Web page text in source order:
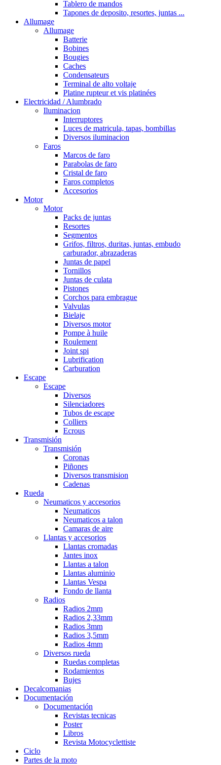
Tablero de mandos
Tapones de deposito, resortes, juntas ...
Allumage
Allumage
Batterie
Bobines
Bougies
Caches
Condensateurs
Terminal de alto voltaje
Platine rupteur et vis platinées
Electricidad / Alumbrado
Iluminacion
Interruptores
Luces de matricula, tapas, bombillas
Diversos iluminacion
Faros
Marcos de faro
Parabolas de faro
Cristal de faro
Faros completos
Accesorios
Motor
Motor
Packs de juntas
Resortes
Segmentos
Grifos, filtros, duritas, juntas, embudo
carburador, abrazaderas
Juntas de papel
Tornillos
Juntas de culata
Pistones
Corchos para embrague
Valvulas
Bielaje
Diversos motor
Pompe à huile
Roulement
Joint spi
Lubrification
Carburation
Escape
Escape
Diversos
Silenciadores
Tubos de escape
Colliers
Ecrous
Transmisión
Transmisión
Coronas
Piñones
Diversos transmision
Cadenas
Rueda
Neumaticos y accesorios
Neumaticos
Neumaticos a talon
Camaras de aire
Llantas y accesorios
Llantas cromadas
Jantes inox
Llantas a talon
Llantas aluminio
Llantas Vespa
Fondo de llanta
Radios
Radios 2mm
Radios 2,33mm
Radios 3mm
Radios 3,5mm
Radios 4mm
Diversos rueda
Ruedas completas
Rodamientos
Bujes
Decalcomanias
Documentación
Documentación
Revistas tecnicas
Poster
Libros
Revista Motocyclettiste
Ciclo
Partes de la moto